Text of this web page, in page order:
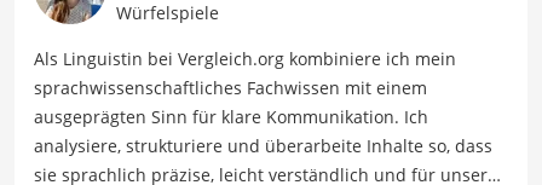
Würfelspiele
Als Linguistin bei Vergleich.org kombiniere ich mein
sprachwissenschaftliches Fachwissen mit einem
ausgeprägten Sinn für klare Kommunikation. Ich
analysiere, strukturiere und überarbeite Inhalte so, dass
sie sprachlich präzise, leicht verständlich und für unsere